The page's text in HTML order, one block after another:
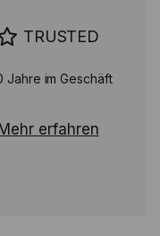
TRUSTED
Jahre im Geschäft
Mehr erfahren